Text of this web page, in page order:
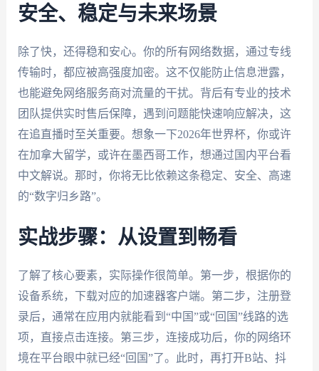
安全、稳定与未来场景
除了快，还得稳和安心。你的所有网络数据，通过专线
传输时，都应被高强度加密。这不仅能防止信息泄露，
也能避免网络服务商对流量的干扰。背后有专业的技术
团队提供实时售后保障，遇到问题能快速响应解决，这
在追直播时至关重要。想象一下2026年世界杯，你或许
在加拿大留学，或许在墨西哥工作，想通过国内平台看
中文解说。那时，你将无比依赖这条稳定、安全、高速
的“数字归乡路”。
实战步骤：从设置到畅看
了解了核心要素，实际操作很简单。第一步，根据你的
设备系统，下载对应的加速器客户端。第二步，注册登
录后，通常在应用内就能看到“中国”或“回国”线路的选
项，直接点击连接。第三步，连接成功后，你的网络环
境在平台眼中就已经“回国”了。此时，再打开B站、抖